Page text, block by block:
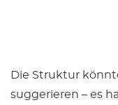
Die Struktur
suggerieren – es